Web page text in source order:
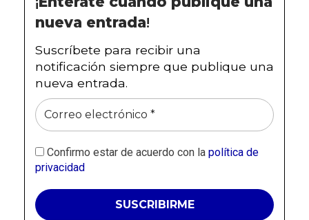
nueva entrada!
Suscríbete para recibir una
notificación siempre que publique una
nueva entrada.
Confirmo estar de acuerdo con la política de
privacidad